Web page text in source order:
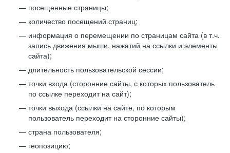
посещенные страницы;
количество посещений страниц;
информация о перемещении по страницам сайта (в т.ч.
запись движения мыши, нажатий на ссылки и элементы
сайта);
длительность пользовательской сессии;
точки входа (сторонние сайты, с которых пользователь
по ссылке переходит на сайт);
точки выхода (ссылки на сайте, по которым
пользователь переходит на сторонние сайты);
страна пользователя;
геопозицию;